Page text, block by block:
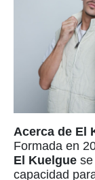
Acerca de El
Formada en
El Kuelgue
capacidad